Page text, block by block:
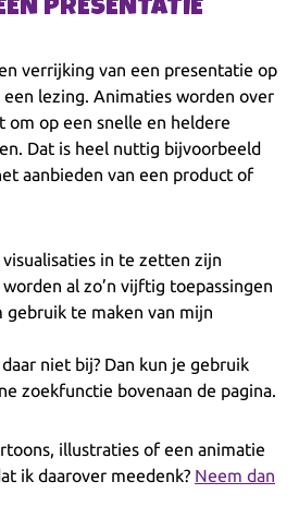
PRESENTATIE
verrijking van een presentatie op
lezing. Animaties worden over
om op een snelle en heldere
Dat is heel nuttig bijvoorbeeld
aanbieden van een product of
in te zetten zijn
al zo’n vijftig toepassingen
gebruik te maken van mijn
niet bij? Dan kun je gebruik
zoekfunctie bovenaan de pagina.
illustraties of een animatie
ik daarover meedenk? Neem dan